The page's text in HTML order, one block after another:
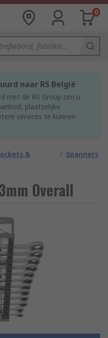
0
naar RS België
met de RS Group om u
plaatselijke
services te kunnen
&
/ Spanners
Overall